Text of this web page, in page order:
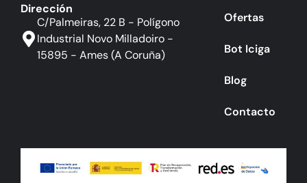
Dirección
C/Palmeiras, 22 B - Polígono
Industrial Novo Milladoiro -
15895 - Ames (A Coruña)
Ofertas
Bot Iciga
Blog
Contacto